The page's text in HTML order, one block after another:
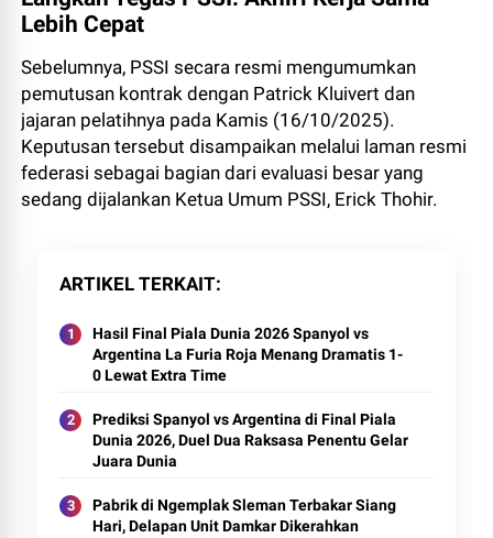
Lebih Cepat
Sebelumnya, PSSI secara resmi mengumumkan
pemutusan kontrak dengan Patrick Kluivert dan
jajaran pelatihnya pada Kamis (16/10/2025).
Keputusan tersebut disampaikan melalui laman resmi
federasi sebagai bagian dari evaluasi besar yang
sedang dijalankan Ketua Umum PSSI, Erick Thohir.
ARTIKEL TERKAIT
Hasil Final Piala Dunia 2026 Spanyol vs
Argentina La Furia Roja Menang Dramatis 1-
0 Lewat Extra Time
Prediksi Spanyol vs Argentina di Final Piala
Dunia 2026, Duel Dua Raksasa Penentu Gelar
Juara Dunia
Pabrik di Ngemplak Sleman Terbakar Siang
Hari, Delapan Unit Damkar Dikerahkan